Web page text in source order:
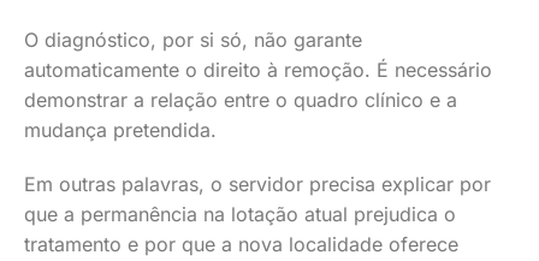
O diagnóstico, por si só, não garante
automaticamente o direito à remoção. É necessário
demonstrar a relação entre o quadro clínico e a
mudança pretendida.
Em outras palavras, o servidor precisa explicar por
que a permanência na lotação atual prejudica o
tratamento e por que a nova localidade oferece